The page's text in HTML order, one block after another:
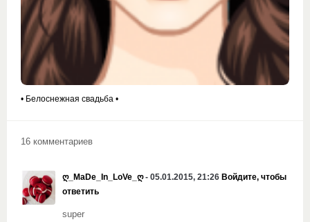
• Белоснежная свадьба •
16 комментариев
ღ_MaDe_In_LoVe_ღ- 05.01.2015, 21:26 Войдите, чтобы
ответить
super